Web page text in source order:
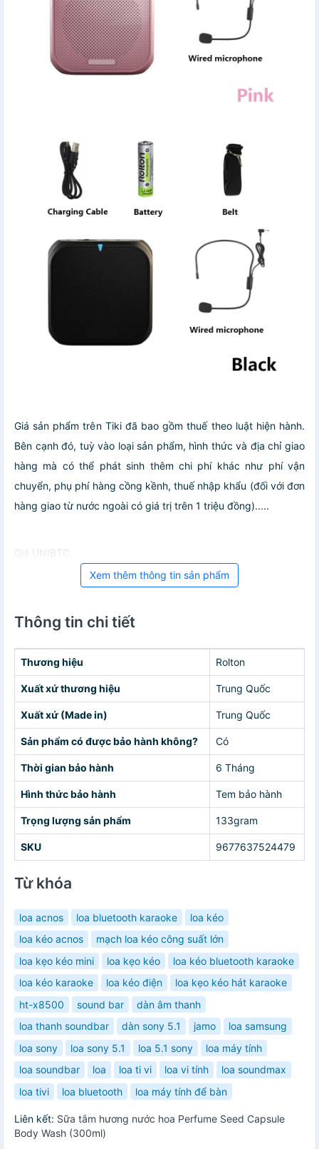
Giá sản phẩm trên Tiki đã bao gồm thuế theo luật hiện hành.
Bên cạnh đó, tuỳ vào loại sản phẩm, hình thức và địa chỉ giao
hàng mà có thể phát sinh thêm chi phí khác như phí vận
chuyển, phụ phí hàng cồng kềnh, thuế nhập khẩu (đối với đơn
hàng giao từ nước ngoài có giá trị trên 1 triệu đồng).....
Giá UNIBTC
Xem thêm thông tin sản phẩm
Thông tin chi tiết
Thương hiệu Rolton
Xuất xứ thương hiệu Trung Quốc
Xuất xứ (Made in) Trung Quốc
Sản phẩm có được bảo hành không? Có
Thời gian bảo hành 6 Tháng
Hình thức bảo hành Tem bảo hành
Trọng lượng sản phẩm 133gram
SKU 9677637524479
Từ khóa
loa acnos loa bluetooth karaoke
loa kéo
loa kéo acnos
mạch loa kéo công suất lớn
loa kẹo kéo mini
loa kẹo kéo
loa kéo bluetooth karaoke
loa kéo karaoke
loa kéo điện
loa kẹo kéo hát karaoke
ht-x8500
sound bar
dàn âm thanh
loa thanh soundbar
dàn sony 5.1 jamo
loa samsung
loa sony
loa sony 5.1 loa 5.1 sony
loa máy tính
loa soundbar
loa loa ti vi loa vi tính
loa soundmax
loa tivi
loa bluetooth loa máy tính để bàn
Liên kết: Sữa tắm hương nước hoa Perfume Seed Capsule
Body Wash (300ml)